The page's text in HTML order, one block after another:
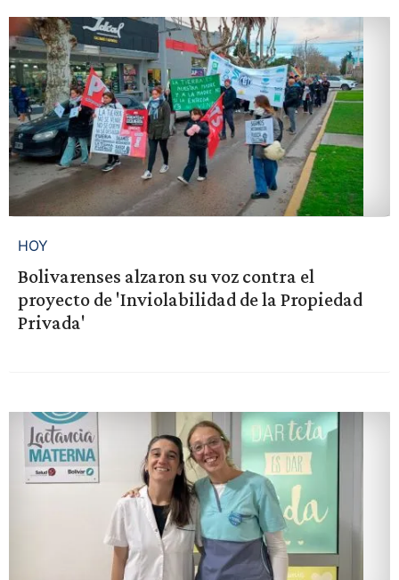
HOY
Bolivarenses alzaron su voz contra el
proyecto de 'Inviolabilidad de la Propiedad
Privada'